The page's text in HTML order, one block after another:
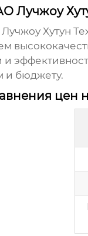
Лучжоу
Хутун
и
и бюджету.
цен